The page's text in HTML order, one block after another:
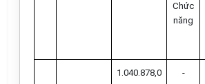
Chức
năng
1.040.878,0 -